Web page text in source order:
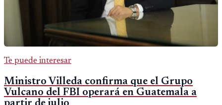
Te puede interesar
Ministro Villeda confirma que el Grupo
Vulcano del FBI operará en Guatemala a